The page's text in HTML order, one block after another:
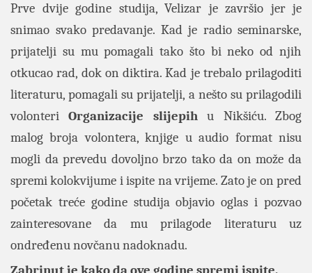
Prve dvije godine studija, Velizar je završio jer je
snimao svako predavanje. Kad je radio seminarske,
prijatelji su mu pomagali tako što bi neko od njih
otkucao rad, dok on diktira. Kad je trebalo prilagoditi
literaturu, pomagali su prijatelji, a nešto su prilagodili
volonteriOrganizacije slijepihu Nikšiću. Zbog
malog broja volontera, knjige u audio format nisu
mogli da prevedu dovoljno brzo tako da on može da
spremi kolokvijume i ispite na vrijeme. Zato je on pred
početak treće godine studija objavio oglas i pozvao
zainteresovane da mu prilagode literaturu uz
ondređenu novčanu nadoknadu.